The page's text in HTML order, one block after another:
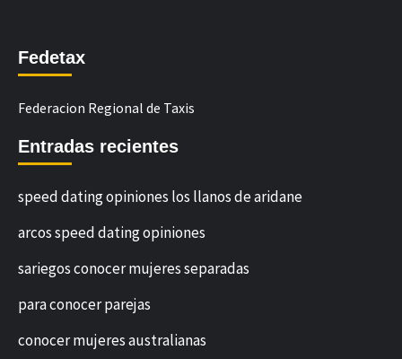
Fedetax
Federacion Regional de Taxis
Entradas recientes
speed dating opiniones los llanos de aridane
arcos speed dating opiniones
sariegos conocer mujeres separadas
para conocer parejas
conocer mujeres australianas